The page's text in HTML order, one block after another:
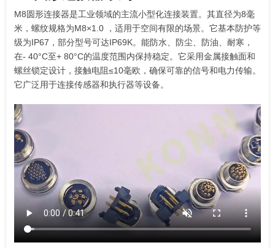
M8圆形连接器是工业领域的主流小型化连接装置。其直径为8毫
米，螺纹规格为M8×1.0 ，适用于空间有限的场景。它基本防护等
级为IP67，部分型号可达IP69K。能防水、防尘、防油、耐寒，
在- 40°C至+ 80°C的温度范围内保持稳定。它采用金属接触面和
螺丝锁定设计，接触电阻≤10毫欧，确保可靠的信号和电力传输。
它广泛用于连接传感器和执行器等设备。